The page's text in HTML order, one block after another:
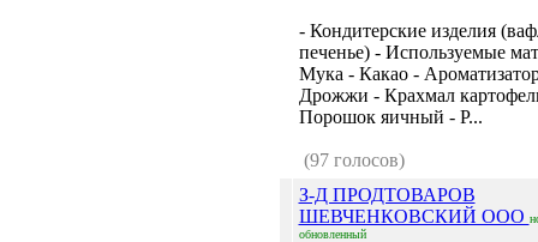
- Кондитерские изделия
печенье) - Используемые
Мука - Какао -
Дрожжи - Крахмал
Порошок яичный - Р...
(97 голосов)
З-Д ПРОДТОВАРОВ
ШЕВЧЕНКОВСКИЙ ООО
обновленный